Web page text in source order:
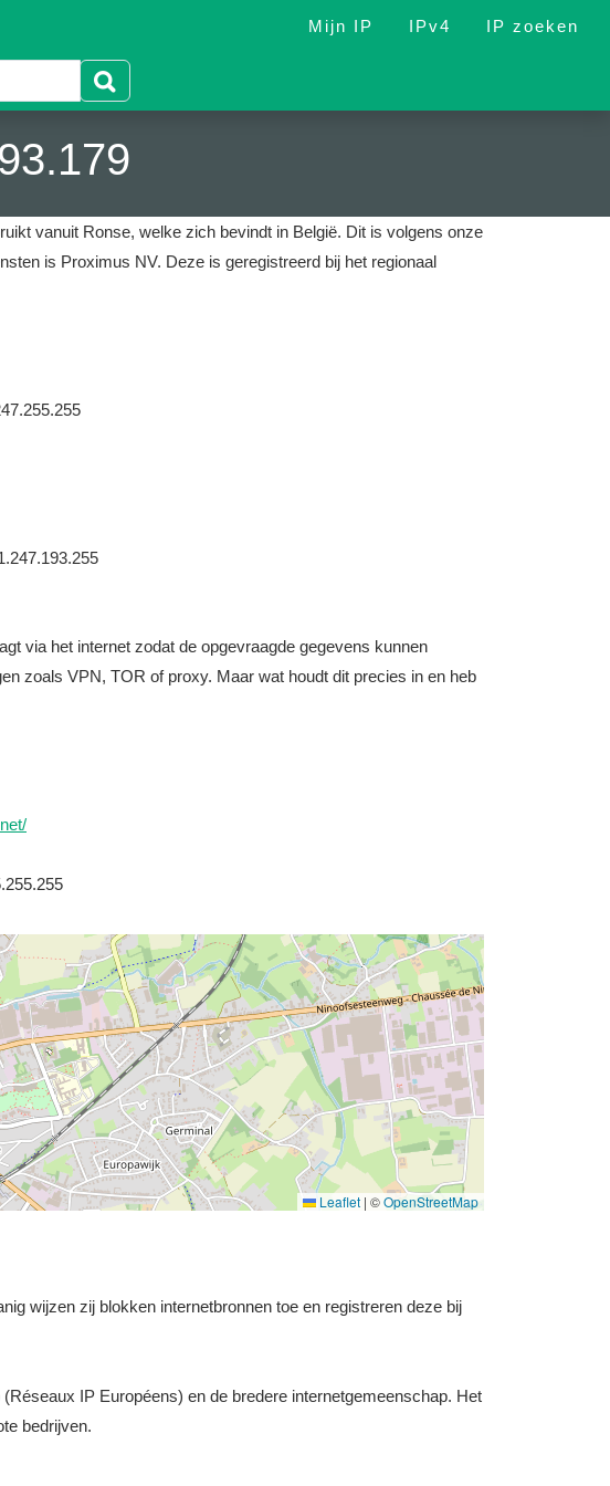
Mijn IP IPv4 IP zoeken
vanuit Ronse, welke zich bevindt in België. Dit is volgens onze
is Proximus NV. Deze is geregistreerd bij het regionaal
via het internet zodat de opgevraagde gegevens kunnen
zoals VPN, TOR of proxy. Maar wat houdt dit precies in en heb
Leaflet | ©OpenStreetMap
wijzen zij blokken internetbronnen toe en registreren deze bij
IP Européens) en de bredere internetgemeenschap. Het
bedrijven.